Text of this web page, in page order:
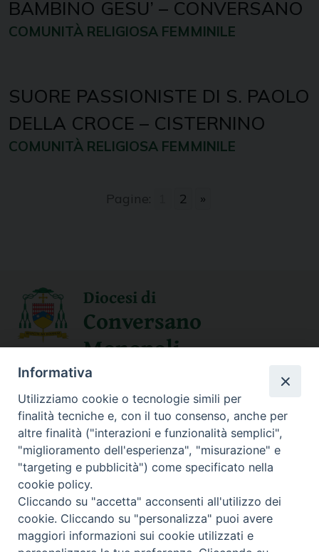
BAMBINO GESU’ – CONVERSANO
COMUNITÀ RELIGIOSA FEMMINILE
SUORE PASSIONISTE DI S. PAOLO
DELLA CROCE – CISTERNINO
COMUNITÀ RELIGIOSA FEMMINILE
Pagine: 2 »
Diocesi di
Conversano
Monopoli
SEGUICI SU
Contatti
Sede Curia
70014 CONVERSANO (BA) – Via San Benedetto, 1
E-mail: curia@conversano.chiesacattolica.it
Informativa
Utilizziamo cookie o tecnologie simili per
finalità tecniche e, con il tuo consenso, anche per
altre finalità ("interazioni e funzionalità semplici",
"miglioramento dell'esperienza", "misurazione" e
"targeting e pubblicità") come specificato nella
cookie policy.
Cliccando su "accetta" acconsenti all'utilizzo dei
cookie. Cliccando su "personalizza" puoi avere
maggiori informazioni sui cookie utilizzati e